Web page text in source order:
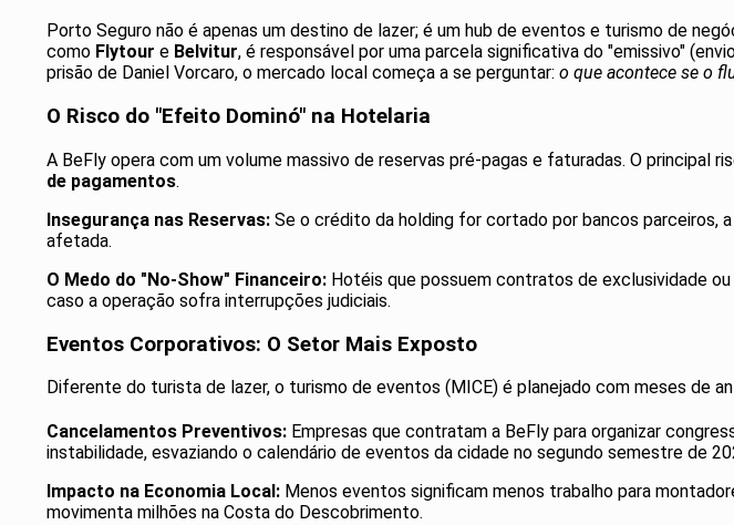
Porto Seguro não é apenas um destino de lazer; é um hub de eventos e turismo de
como Flytour e Belvitur, é responsável por uma parcela significativa do "emissivo"
prisão de Daniel Vorcaro, o mercado local começa a se perguntar: o que acontece se o
O Risco do "Efeito Dominó" na Hotelaria
A BeFly opera com um volume massivo de reservas pré-pagas e faturadas. O principal
de pagamentos.
Insegurança nas Reservas: Se o crédito da holding for cortado por bancos parceiros,
afetada.
O Medo do "No-Show" Financeiro: Hotéis que possuem contratos de exclusividade
caso a operação sofra interrupções judiciais.
Eventos Corporativos: O Setor Mais Exposto
Diferente do turista de lazer, o turismo de eventos (MICE) é planejado com meses de
Cancelamentos Preventivos: Empresas que contratam a BeFly para organizar
instabilidade, esvaziando o calendário de eventos da cidade no segundo semestre de
Impacto na Economia Local: Menos eventos significam menos trabalho para
movimenta milhões na Costa do Descobrimento.